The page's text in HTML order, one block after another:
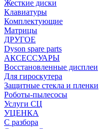
Жесткие диски
Клавиатуры
Комплектующие
Матрицы
ДРУГОЕ
Dyson spare parts
АКСЕССУАРЫ
Восстановленные дисплеи
Для гироскутера
Защитные стекла и пленки
Роботы-пылесосы
Услуги СЦ
УЦЕНКА
С разбора